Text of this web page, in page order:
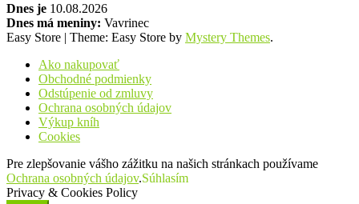
Dnes je 10.08.2026
Dnes má meniny: Vavrinec
Easy Store | Theme: Easy Store by Mystery Themes.
Ako nakupovať
Obchodné podmienky
Odstúpenie od zmluvy
Ochrana osobných údajov
Výkup kníh
Cookies
Pre zlepšovanie vášho zážitku na našich stránkach používame
Ochrana osobných údajov.Súhlasím
Privacy & Cookies Policy